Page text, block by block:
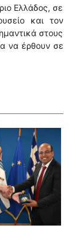
Ελλάδος, σε
και τον
στους
να έρθουν σε